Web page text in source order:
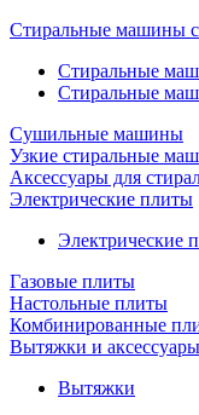
Стиральные машины
Стиральные
Стиральные
Сушильные машины
Узкие стиральные
Аксессуары для
Электрические плиты
Электрические
Газовые плиты
Настольные плиты
Комбинированные
Вытяжки и аксессуары
Вытяжки